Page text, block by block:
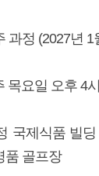
과정 (2027년 1
목요일 오후 4
국제식품 빌
품 골프장